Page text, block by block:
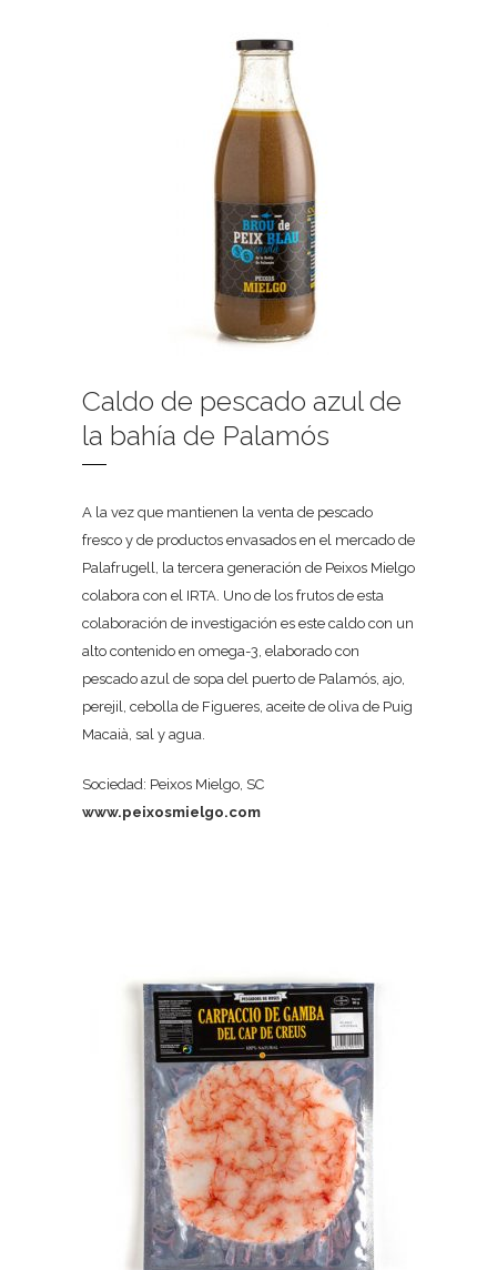
Caldo de pescado azul de
la bahía de Palamós
A la vez que mantienen la venta de pescado
fresco y de productos envasados en el mercado de
Palafrugell, la tercera generación de Peixos Mielgo
colabora con el IRTA. Uno de los frutos de esta
colaboración de investigación es este caldo con un
alto contenido en omega-3, elaborado con
pescado azul de sopa del puerto de Palamós, ajo,
perejil, cebolla de Figueres, aceite de oliva de Puig
Macaià, sal y agua.
Sociedad: Peixos Mielgo, SC
www.peixosmielgo.com